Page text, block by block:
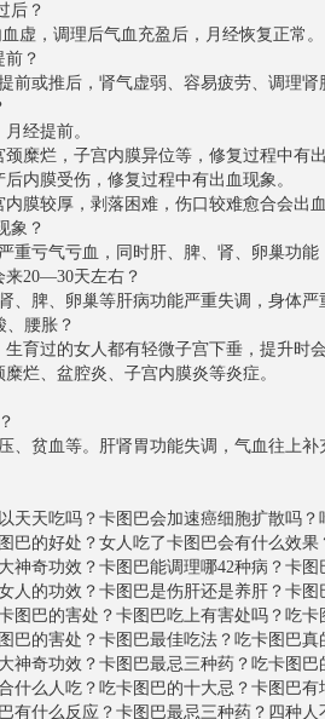
过后？
虚，调理后气血充盈后，月经恢复正常
提前？
前或推后，肾气虚弱、容易疲劳、调
？
）月经提前。
颈糜烂，子宫内膜异位等，修复过程
后内膜受伤，修复过程中有出血现象
内膜较厚，剥落困难，伤口较难愈合
现象？
重亏气亏血，同时肝、脾、肾、卵巢功
来20—30天左右？
、脾、卵巢等肝病功能严重失调，身体
酸、腰胀？
生育过的女人都有轻微子宫下垂，提升时
颈糜烂、盆腔炎、子宫内膜炎等炎症
晕？
、贫血等。肝肾胃功能失调，气血往上
天天吃吗？卡图巴会加速癌细胞扩散吗？
巴的好处？女人吃了卡图巴会有什么效果
神奇功效？卡图巴能调理哪42种病？卡图
人的功效？卡图巴是伤肝还是养肝？卡图
图巴的害处？卡图巴吃上有害处吗？吃卡
巴的害处？卡图巴最佳吃法？吃卡图巴真
神奇功效？卡图巴最忌三种药？吃卡图巴
什么人吃？吃卡图巴的十大忌？卡图巴有
有什么反应？卡图巴最忌三种药？四种人